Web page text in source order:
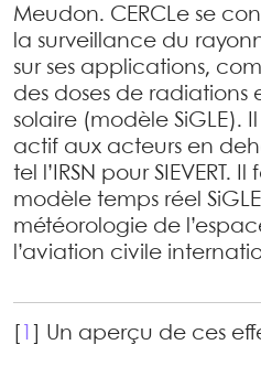
Meudon. CERCLe se
la surveillance du
sur ses applications,
des doses de radiations
solaire (modèle SiGLE).
actif aux acteurs en
tel l’IRSN pour SIEVERT.
modèle temps réel SiGLE
météorologie de
l’aviation civile
Un aperçu de ces